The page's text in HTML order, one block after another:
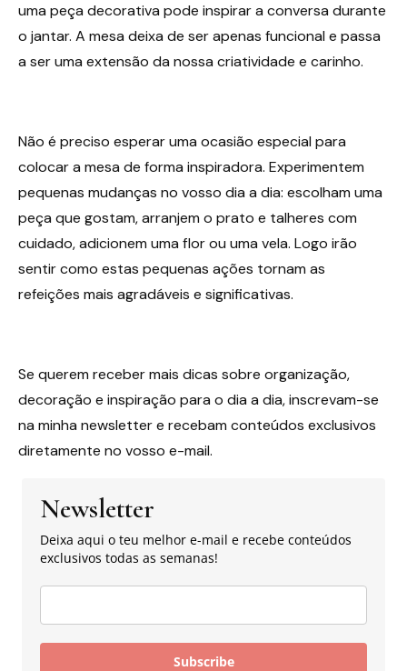
uma peça decorativa pode inspirar a conversa durante
o jantar. A mesa deixa de ser apenas funcional e passa
a ser uma extensão da nossa criatividade e carinho.
Não é preciso esperar uma ocasião especial para
colocar a mesa de forma inspiradora. Experimentem
pequenas mudanças no vosso dia a dia: escolham uma
peça que gostam, arranjem o prato e talheres com
cuidado, adicionem uma flor ou uma vela. Logo irão
sentir como estas pequenas ações tornam as
refeições mais agradáveis e significativas.
Se querem receber mais dicas sobre organização,
decoração e inspiração para o dia a dia, inscrevam-se
na minha newsletter e recebam conteúdos exclusivos
diretamente no vosso e-mail.
Newsletter
Deixa aqui o teu melhor e-mail e recebe conteúdos
exclusivos todas as semanas!
Subscribe